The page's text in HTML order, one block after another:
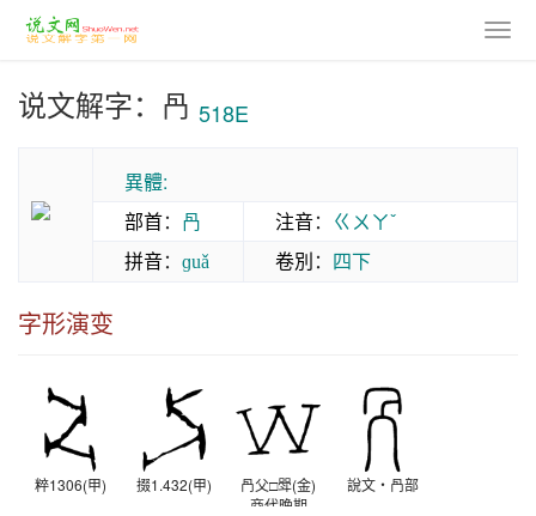
说文解字：冎 518E
異體:
部首： 冎 注音： ㄍㄨㄚˇ
拼音： ɡuǎ 卷別： 四下
字形演变
粹1306(甲) 掇1.432(甲)
冎父□斝(金)
商代晚期
說文‧冎部